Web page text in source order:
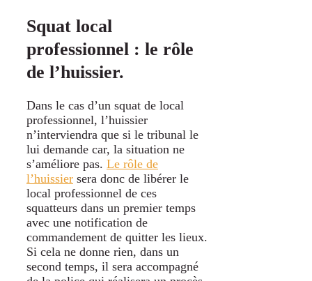
Squat local
professionnel : le rôle
de l’huissier.
Dans le cas d’un squat de local
professionnel, l’huissier
n’interviendra que si le tribunal le
lui demande car, la situation ne
s’améliore pas. Le rôle de
l’huissier sera donc de libérer le
local professionnel de ces
squatteurs dans un premier temps
avec une notification de
commandement de quitter les lieux.
Si cela ne donne rien, dans un
second temps, il sera accompagné